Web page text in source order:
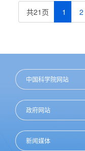
共21页 1 2
中国科学院网站
政府网站
新闻媒体